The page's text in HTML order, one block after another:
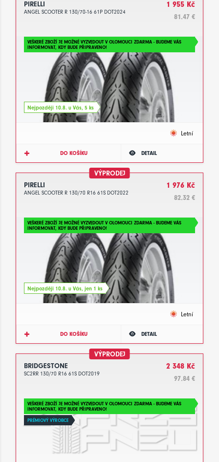
PIRELLI
ANGEL SCOOTER R 130/70-16 61P DOT2024
1 955 Kč
81.47 €
VEŠKERÉ ZBOŽÍ JE MOŽNÉ VYZVEDOUT V OLOMOUCI ZDARMA - BUDEME VÁS
INFORMOVAT, KDY BUDE PŘIPRAVENO!
Nejpozději 10.8. u Vás, 5 ks
Letní
DO KOŠÍKU DETAIL
VÝPRODEJ
PIRELLI
ANGEL SCOOTER R 130/70 R16 61S DOT2022
1 976 Kč
82.32 €
VEŠKERÉ ZBOŽÍ JE MOŽNÉ VYZVEDOUT V OLOMOUCI ZDARMA - BUDEME VÁS
INFORMOVAT, KDY BUDE PŘIPRAVENO!
Nejpozději 10.8. u Vás, jen 1 ks
Letní
DO KOŠÍKU DETAIL
VÝPRODEJ
BRIDGESTONE
SC2RR 130/70 R16 61S DOT2019
2 348 Kč
97.84 €
VEŠKERÉ ZBOŽÍ JE MOŽNÉ VYZVEDOUT V OLOMOUCI ZDARMA - BUDEME VÁS
INFORMOVAT, KDY BUDE PŘIPRAVENO!
PRÉMIOVÝ VÝROBCE